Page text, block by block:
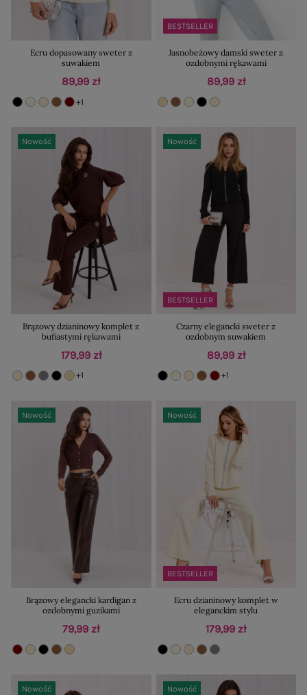
Ecru dopasowany sweter z
suwakiem
89,99 zł
+1
BESTSELLER
Jasnobeżowy damski sweter z
ozdobnymi rękawami
89,99 zł
Nowość
Brązowy dzianinowy komplet z
bufiastymi rękawami
179,99 zł
+1
BESTSELLER
Nowość
Czarny elegancki sweter z
ozdobnym suwakiem
89,99 zł
+1
Nowość
Brązowy elegancki kardigan z
ozdobnymi guzikami
79,99 zł
BESTSELLER
Nowość
Ecru dzianinowy komplet w
eleganckim stylu
179,99 zł
Nowość Nowość